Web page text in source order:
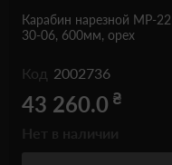
Карабин нарезной МР-
30-06, 600мм, орех
Код 2002736
43 260.0 ₴